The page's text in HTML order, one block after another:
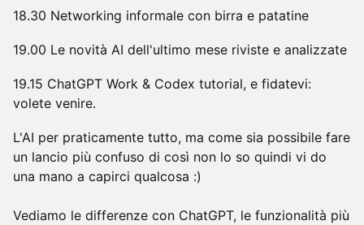
18.30 Networking informale con birra e patatine
19.00 Le novità AI dell'ultimo mese riviste e analizzate
19.15 ChatGPT Work & Codex tutorial, e fidatevi:
volete venire.
L'AI per praticamente tutto, ma come sia possibile fare
un lancio più confuso di così non lo so quindi vi do
una mano a capirci qualcosa :)
Vediamo le differenze con ChatGPT, le funzionalità più